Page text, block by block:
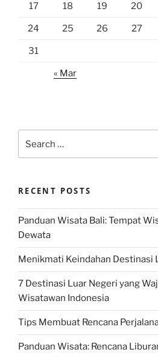
17 18 19 20
24 25 26 27
31
« Mar
for:
RECENT POSTS
Panduan Wisata Bali: Tempat
Dewata
Menikmati Keindahan Destinasi
7 Destinasi Luar Negeri yang
Wisatawan Indonesia
Tips Membuat Rencana
Panduan Wisata: Rencana